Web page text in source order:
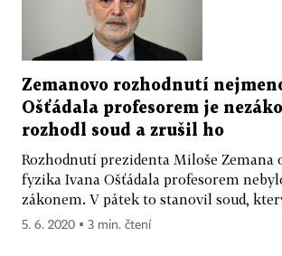
Zemanovo rozhodnutí
Ošťádala profesorem je
rozhodl soud a zrušil ho
Rozhodnutí prezidenta Miloše Zemana
fyzika Ivana Ošťádala profesorem
zákonem. V pátek to stanovil soud,
5. 6. 2020 ▪ 3 min. čtení